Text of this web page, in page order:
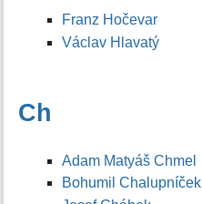
Franz Hočevar
Václav Hlavatý
Ch
Adam Matyáš Chmel
Bohumil Chalupníček